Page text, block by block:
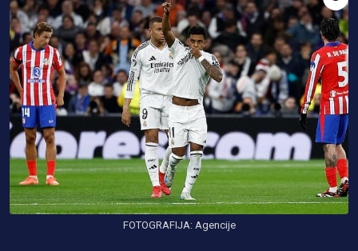
FOTOGRAFIJA: Agencije